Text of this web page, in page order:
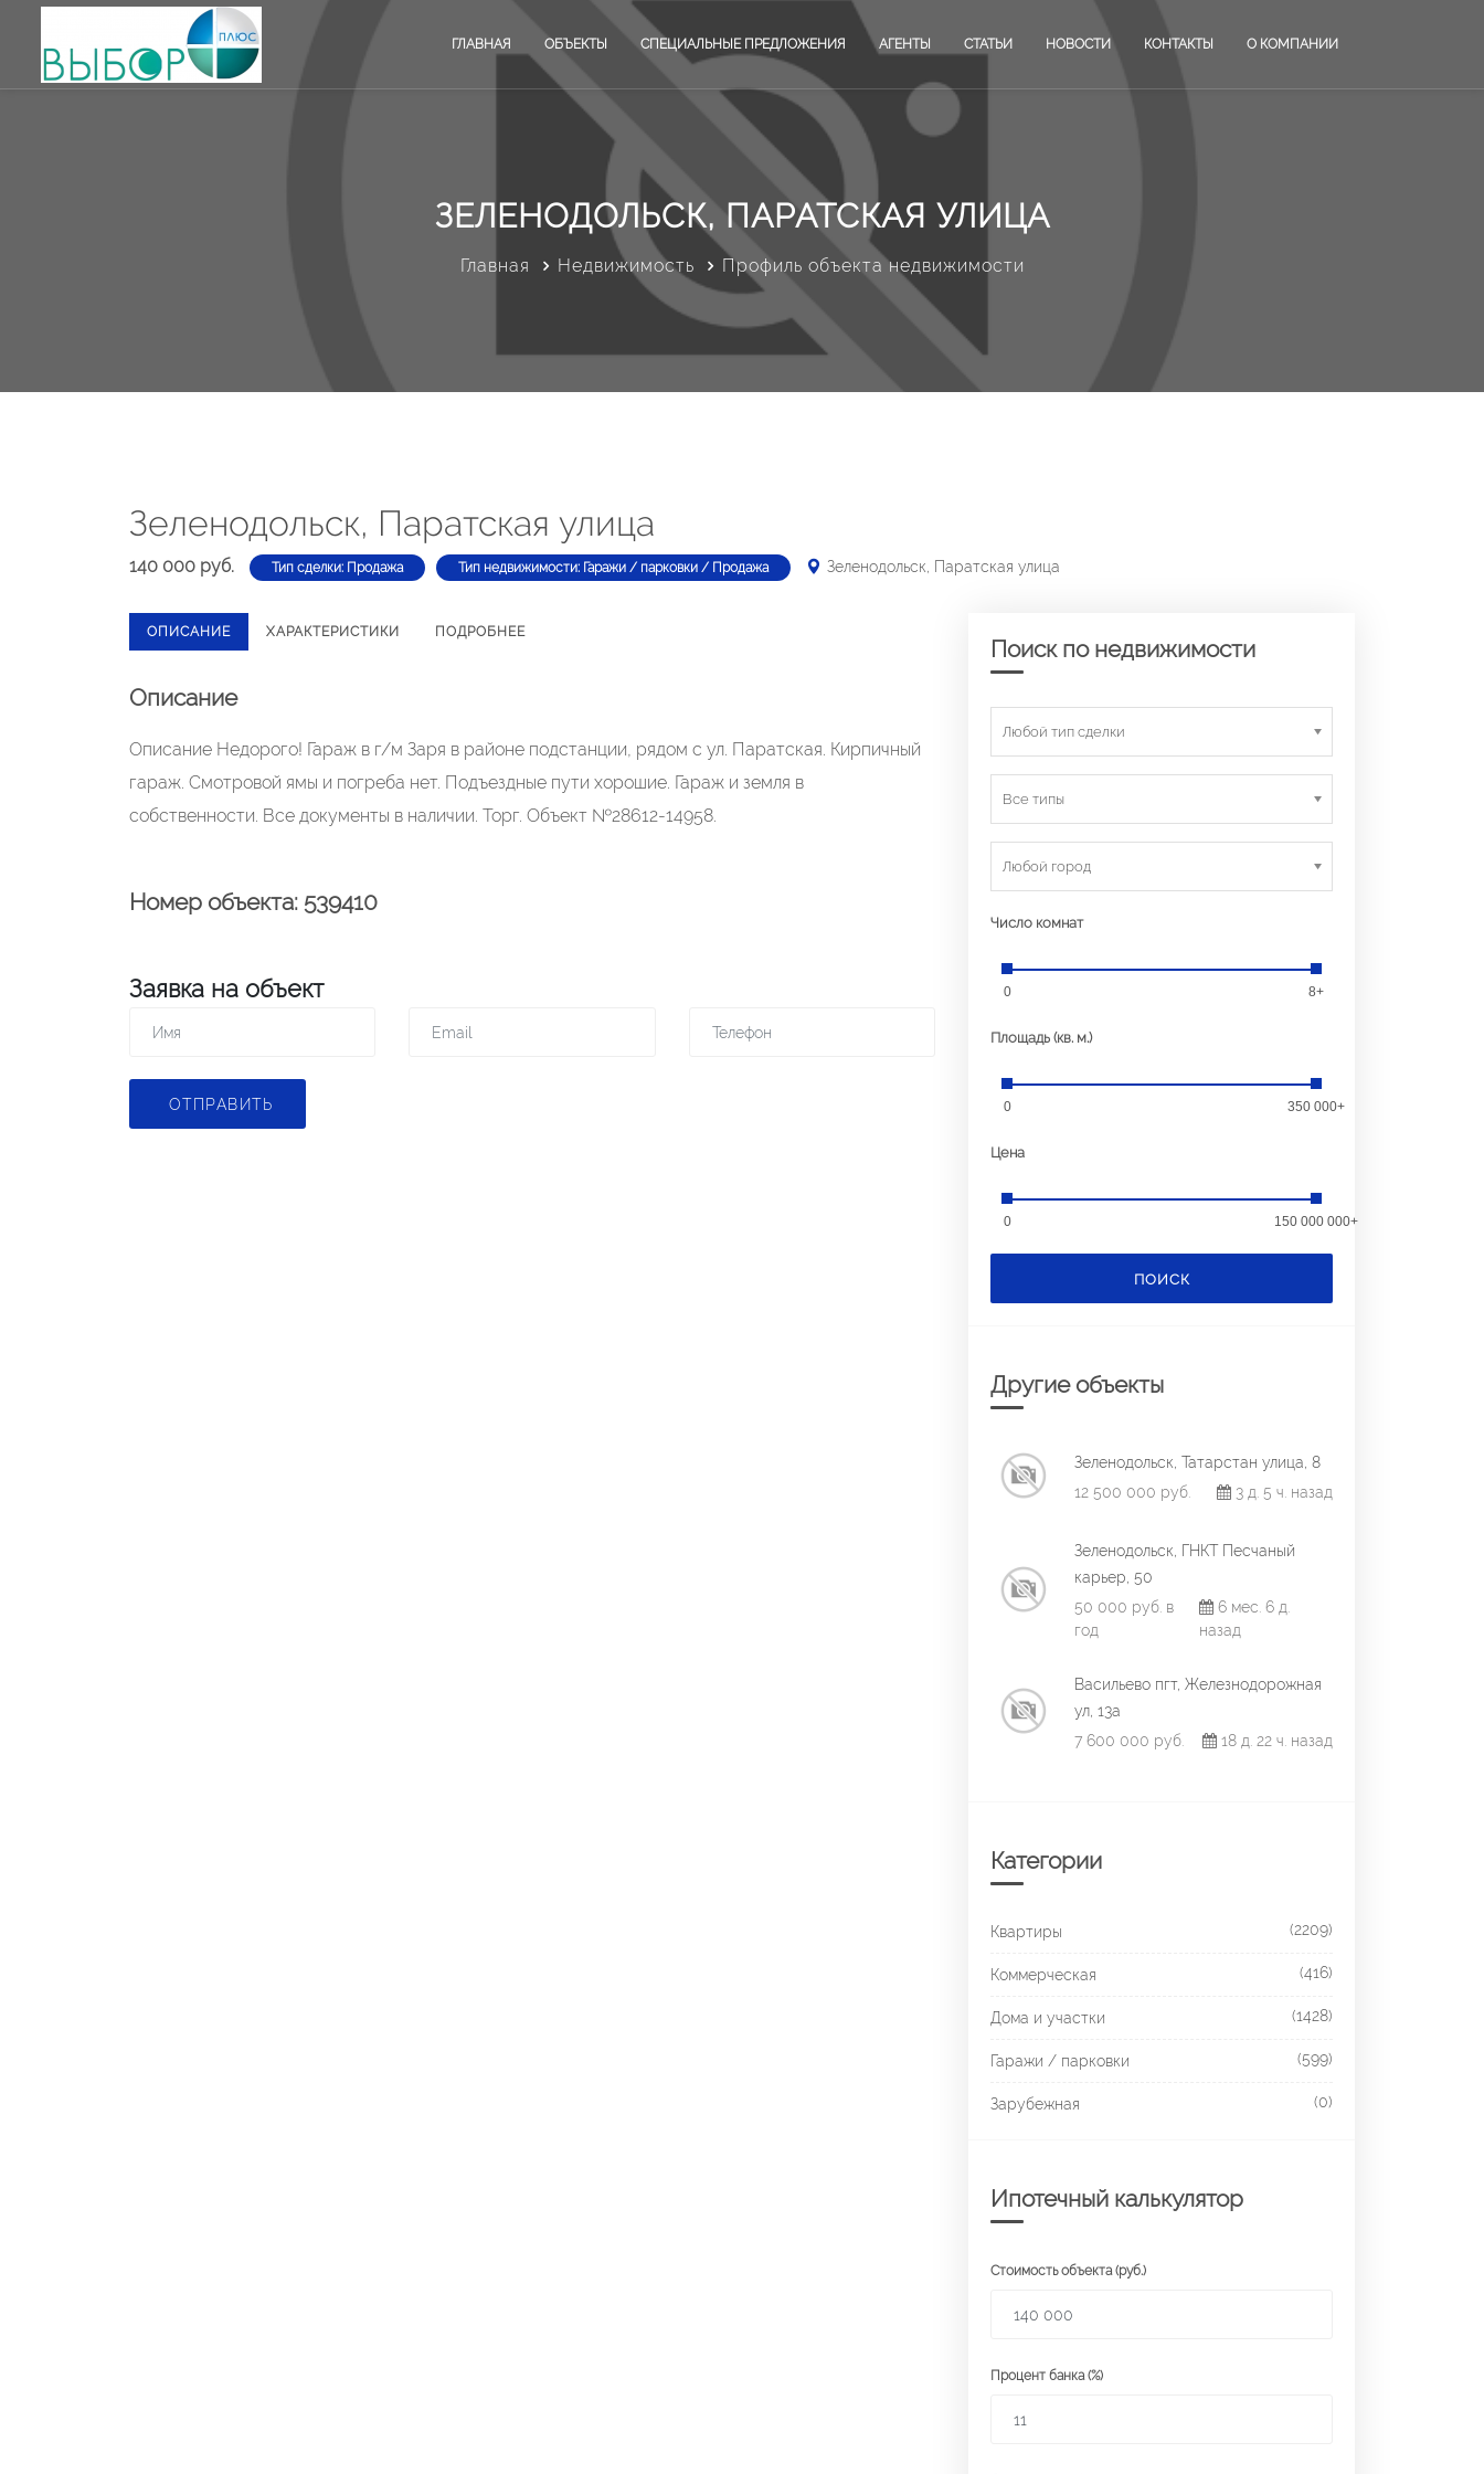
ГЛАВНАЯ ОБЪЕКТЫ СПЕЦИАЛЬНЫЕ ПРЕДЛОЖЕНИЯ АГЕНТЫ СТАТЬИ НОВОСТИ КОНТАКТЫ О КОМПАНИИ
ЗЕЛЕНОДОЛЬСК, ПАРАТСКАЯ УЛИЦА
Главная Недвижимость Профиль объекта недвижимости
Зеленодольск, Паратская улица
140 000 руб. Тип сделки: Продажа Тип недвижимости: Гаражи / парковки / Продажа Зеленодольск, Паратская улица
ОПИСАНИЕ ХАРАКТЕРИСТИКИ ПОДРОБНЕЕ
Описание
Описание Недорого! Гараж в г/м Заря в районе подстанции, рядом с ул. Паратская. Кирпичный
гараж. Смотровой ямы и погреба нет. Подъездные пути хорошие. Гараж и земля в
собственности. Все документы в наличии. Торг. Объект №28612-14958.
Номер объекта: 539410
Заявка на объект
ОТПРАВИТЬ
Поиск по недвижимости
Любой тип сделки
Все типы
Любой город
Число комнат
0 8+
Площадь (кв. м.)
0 350 000+
Цена
0 150 000 000+
ПОИСК
Другие объекты
Зеленодольск, Татарстан улица, 8
12 500 000 руб.
3 д. 5 ч. назад
Зеленодольск, ГНКТ Песчаный
карьер, 50
50 000 руб. в
год
6 мес. 6 д.
назад
Васильево пгт, Железнодорожная
ул, 13а
7 600 000 руб.
18 д. 22 ч. назад
Категории
Квартиры (2209)
Коммерческая (416)
Дома и участки (1428)
Гаражи / парковки (599)
Зарубежная (0)
Ипотечный калькулятор
Стоимость объекта (руб.)
Процент банка (%)